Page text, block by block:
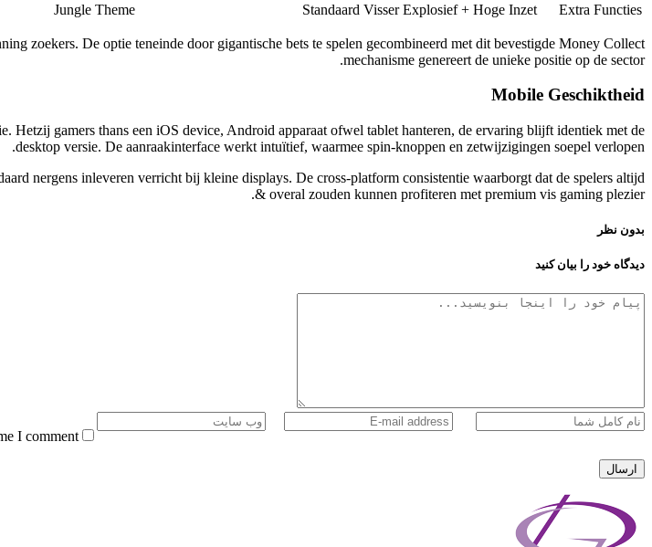
Extra Functies
Explosief + Hoge Inzet
Standaard Visser
Jungle Theme
zoekers. De optie teneinde door gigantische bets te spelen gecombineerd met dit bevestigde Money Collect
mechanisme genereert de unieke positie op de sector.
Mobile Geschiktheid
gamers thans een iOS device, Android apparaat ofwel tablet hanteren, de ervaring blijft identiek met de
desktop versie. De aanraakinterface werkt intuïtief, waarmee spin-knoppen en zetwijzigingen soepel verlopen.
nergens inleveren verricht bij kleine displays. De cross-platform consistentie waarborgt dat de spelers altijd
& overal zouden kunnen profiteren met premium vis gaming plezier.
بدون نظر
دیدگاه خود را بیان کنید
I comment.